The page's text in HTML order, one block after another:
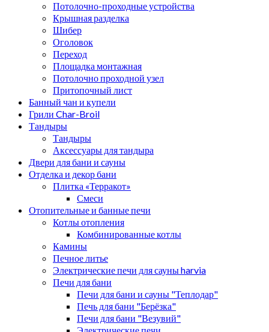
Потолочно-проходные устройства
Крышная разделка
Шибер
Оголовок
Переход
Площадка монтажная
Потолочно проходной узел
Притопочный лист
Банный чан и купели
Грили Char-Broil
Тандыры
Тандыры
Аксессуары для тандыра
Двери для бани и сауны
Отделка и декор бани
Плитка «Терракот»
Смеси
Отопительные и банные печи
Котлы отопления
Комбинированные котлы
Камины
Печное литье
Электрические печи для сауны harvia
Печи для бани
Печи для бани и сауны "Теплодар"
Печь для бани "Берёзка"
Печи для бани "Везувий"